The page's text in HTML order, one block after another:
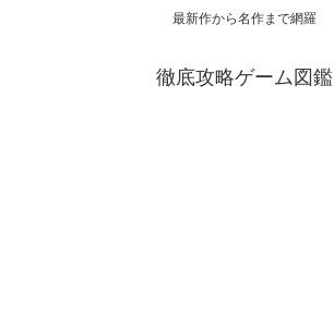
最新作から名作まで網羅
徹底攻略ゲーム図鑑